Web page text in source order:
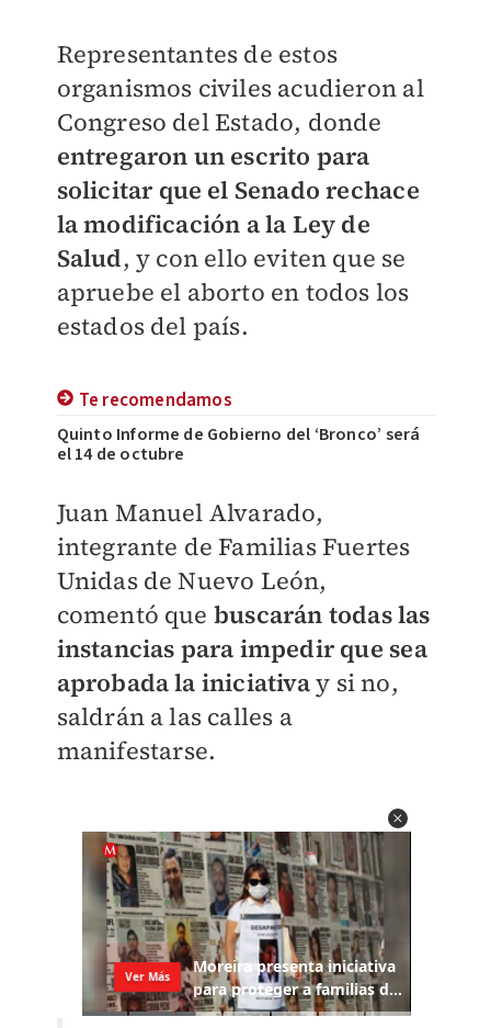
Representantes de estos
organismos civiles acudieron al
Congreso del Estado, donde
entregaron un escrito para
solicitar que el Senado rechace
la modificación a la Ley de
Salud, y con ello eviten que se
apruebe el aborto en todos los
estados del país.
Te recomendamos
Quinto Informe de Gobierno del ‘Bronco’ será
el 14 de octubre
Juan Manuel Alvarado,
integrante de Familias Fuertes
Unidas de Nuevo León,
comentó que buscarán todas las
instancias para impedir que sea
aprobada la iniciativay si no,
saldrán a las calles a
manifestarse.